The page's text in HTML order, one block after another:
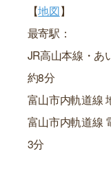
【地図】
最寄駅：
JR高山本線・あ
約8分
富山市内軌道線
富山市内軌道線
3分